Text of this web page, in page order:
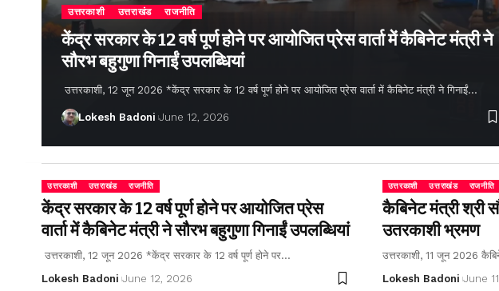
उत्तरकाशी उत्तराखंड राजनीति
केंद्र सरकार के 12 वर्ष पूर्ण होने पर आयोजित प्रेस वार्ता में कैबिनेट मंत्री ने
सौरभ बहुगुणा गिनाईं उपलब्धियां
उत्तरकाशी, 12 जून 2026 *केंद्र सरकार के 12 वर्ष पूर्ण होने पर आयोजित प्रेस वार्ता में कैबिनेट मंत्री ने गिनाईं…
Lokesh Badoni June 12, 2026
उत्तरकाशी उत्तराखंड राजनीति
केंद्र सरकार के 12 वर्ष पूर्ण होने पर आयोजित प्रेस
वार्ता में कैबिनेट मंत्री ने सौरभ बहुगुणा गिनाईं उपलब्धियां
उत्तरकाशी, 12 जून 2026 *केंद्र सरकार के 12 वर्ष पूर्ण होने पर…
Lokesh Badoni June 12, 2026
उत्तरकाशी उत्तराखंड राजनीति
कैबिनेट मंत्री श्री
उतरकाशी भ्रमण
उत्तरकाशी, 11 जून 2026
Lokesh Badoni June